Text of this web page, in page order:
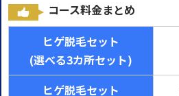
コース料金まとめ
ヒゲ脱毛セット
(選べる3カ所セット)
ヒゲ脱毛セット